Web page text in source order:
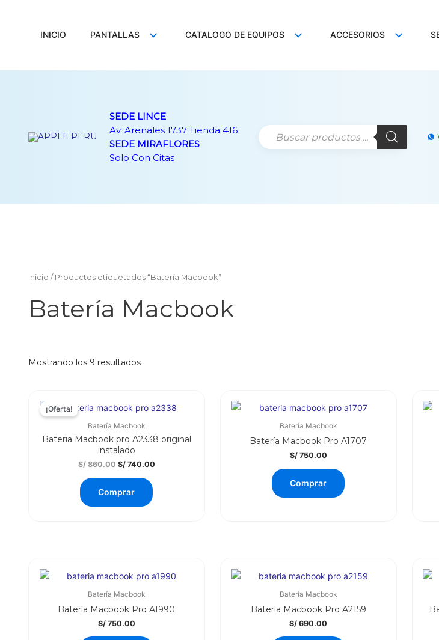
contenidoINICIO PANTALLAS CATALOGO DE EQUIPOS ACCESORIOS
SEDE LINCE
Av. Arenales 1737 Tienda 416
SEDE MIRAFLORES
Solo Con Citas
Inicio / Productos etiquetados “Batería Macbook”
Batería Macbook
Mostrando los 9 resultadosOrdenado
¡Oferta!
Batería Macbook
Bateria Macbook pro A2338 original
instalado
S/860.00 El
era:
S/ 860.00.
S/740.00El
Comprar
Batería Macbook
Batería Macbook Pro A1707
S/750.00
Comprar
Batería Macbook
Batería Macbook Pro A1990
S/750.00
Batería Macbook
Batería Macbook Pro A2159
S/ 690.00